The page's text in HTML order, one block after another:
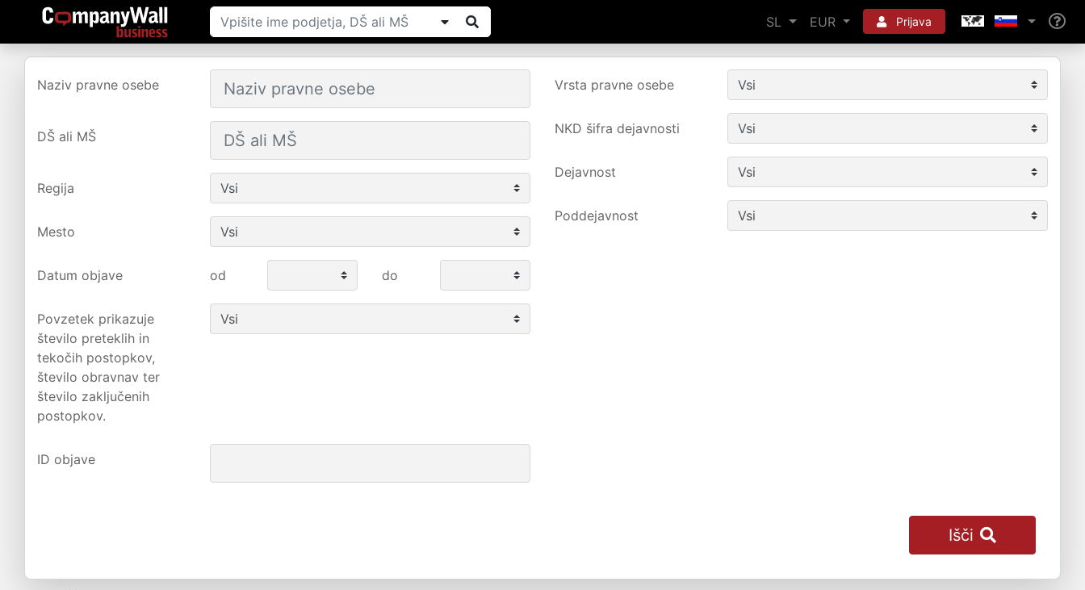
SL EUR Prijava
Naziv pravne osebe
DŠ ali MŠ
Regija
Mesto
Vrsta pravne osebe
NKD šifra dejavnosti
Dejavnost
Poddejavnost
Datum objave od do
Povzetek prikazuje
število preteklih in
tekočih postopkov,
število obravnav ter
število zaključenih
postopkov.
ID objave
Išči